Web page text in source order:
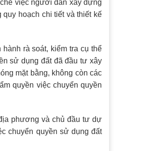
việc người dân xây dựng
hoạch chi tiết và thiết kế
rà soát, kiểm tra cụ thể
sử dụng đất đã đầu tư xây
mặt bằng, không còn các
quyền việc chuyển quyền
phương và chủ đầu tư dự
chuyển quyền sử dụng đất